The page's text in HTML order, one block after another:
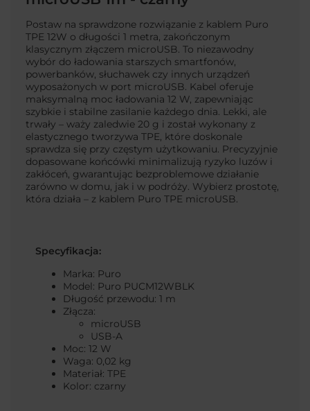
Postaw na sprawdzone rozwiązanie z kablem Puro
TPE 12W o długości 1 metra, zakończonym
klasycznym złączem microUSB. To niezawodny
wybór do ładowania starszych smartfonów,
powerbanków, słuchawek czy innych urządzeń
wyposażonych w port microUSB. Kabel oferuje
maksymalną moc ładowania 12 W, zapewniając
szybkie i stabilne zasilanie każdego dnia. Lekki, ale
trwały – waży zaledwie 20 g i został wykonany z
elastycznego tworzywa TPE, które doskonale
sprawdza się przy częstym użytkowaniu. Precyzyjnie
dopasowane końcówki minimalizują ryzyko luzów i
zakłóceń, gwarantując bezproblemowe działanie
zarówno w domu, jak i w podróży. Wybierz prostotę,
która działa – z kablem Puro TPE microUSB.
Specyfikacja:
Marka: Puro
Model: Puro PUCM12WBLK
Długość przewodu: 1 m
Złącza:
microUSB
USB-A
Moc: 12 W
Waga: 0,02 kg
Materiał: TPE
Kolor: czarny